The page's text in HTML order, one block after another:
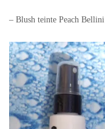
– Blush teinte Peach Bellini